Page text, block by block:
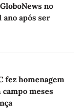
no
ano após ser
fez homenagem
meses